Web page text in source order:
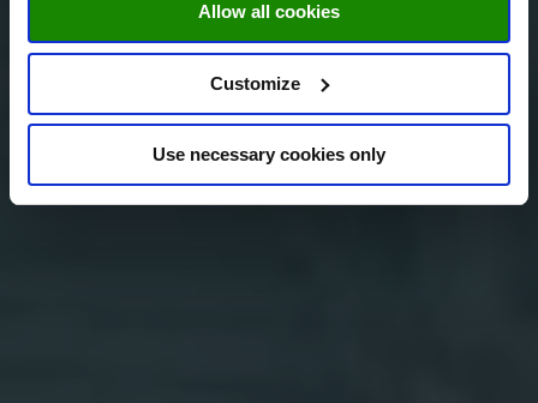
Allow all cookies
Customize
Use necessary cookies only